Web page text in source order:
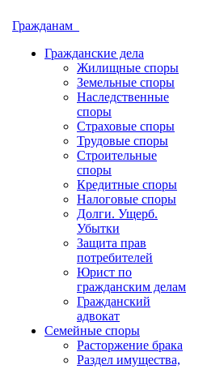
Гражданам
Гражданские дела
Жилищные споры
Земельные споры
Наследственные
споры
Страховые споры
Трудовые споры
Строительные
споры
Кредитные споры
Налоговые споры
Долги. Ущерб.
Убытки
Защита прав
потребителей
Юрист по
гражданским делам
Гражданский
адвокат
Семейные споры
Расторжение брака
Раздел имущества,